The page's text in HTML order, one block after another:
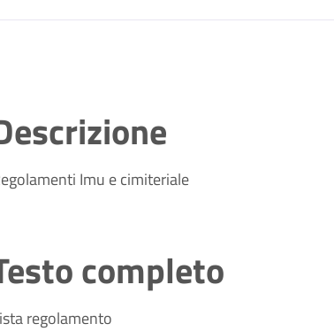
Imu e cimiteriale
completo
regolamento